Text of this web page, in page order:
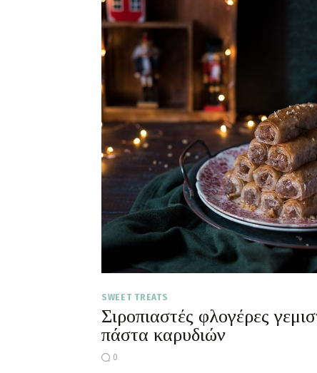
SWEET TREATS
Σιροπιαστές φλογέρες
πάστα καρυδιών
0